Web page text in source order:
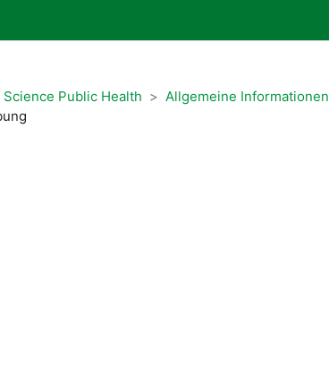
Public Health
Allgemeine Informationen